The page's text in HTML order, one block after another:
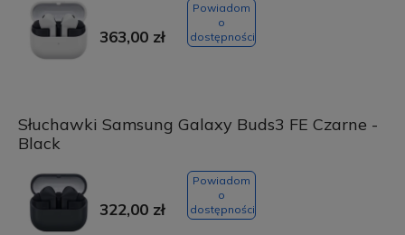
363,00 zł
Powiadom
o
dostępności
Słuchawki Samsung Galaxy Buds3 FE Czarne -
Black
322,00 zł
Powiadom
o
dostępności